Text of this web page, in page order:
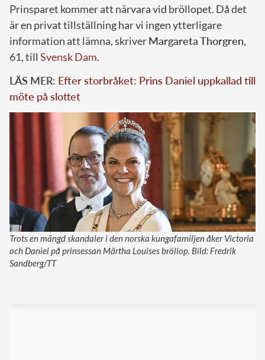
Prinsparet kommer att närvara vid bröllopet. Då det
är en privat tillställning har vi ingen ytterligare
information att lämna, skriverMargareta Thorgren,
61, till Svensk Dam.
LÄS MER: Efter storbråket: Prins Daniel uppkallad till
möte på slottet
Trots en mängd skandaler i den norska kungafamiljen åker Victoria
och Daniel på prinsessan Märtha Louises bröllop. Bild: Fredrik
Sandberg/TT